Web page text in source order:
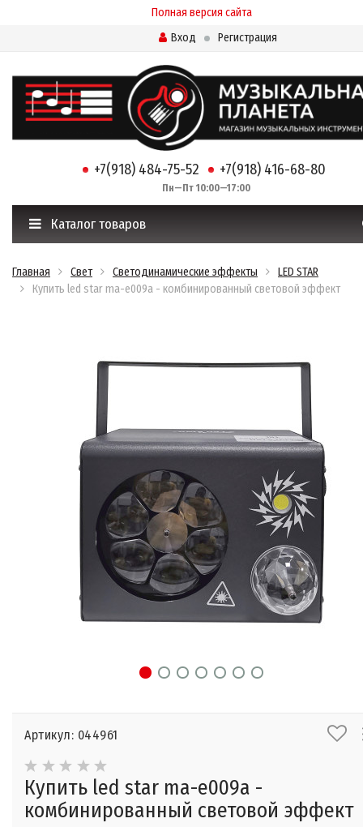
Полная версия сайта
Вход
Регистрация
+7(918) 484-75-52 +7(918) 416-68-80
Пн—Пт 10:00—17:00
Каталог товаров
Главная Свет Светодинамические эффекты
LED STAR
Купить led star ma-e009a - комбинированный световой эффект
Артикул: 044961
Купить led star ma-e009a -
комбинированный световой эффект